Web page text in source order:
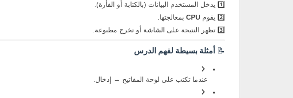
1️⃣ يدخل المستخدم البيانات (بالكتابة أو الفأرة).
2️⃣ يقوم
CPU بمعالجتها.
3️⃣ تظهر النتيجة على الشاشة أو تخرج مطبوعة.
📝 أمثلة بسيطة لفهم الدرس
عندما تكتب على لوحة المفاتيح → إدخال.